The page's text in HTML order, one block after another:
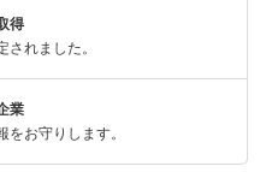
得
れました。
業
をお守りします。